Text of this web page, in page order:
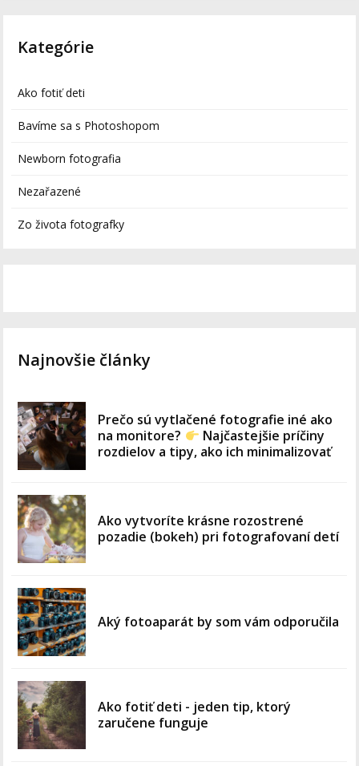
Kategórie
Ako fotiť deti
Bavíme sa s Photoshopom
Newborn fotografia
Nezařazené
Zo života fotografky
Najnovšie články
Prečo sú vytlačené fotografie iné ako
na monitore?
Najčastejšie príčiny
rozdielov a tipy, ako ich minimalizovať
Ako vytvoríte krásne rozostrené
pozadie (bokeh) pri fotografovaní detí
Aký fotoaparát by som vám odporučila
Ako fotiť deti - jeden tip, ktorý
zaručene funguje